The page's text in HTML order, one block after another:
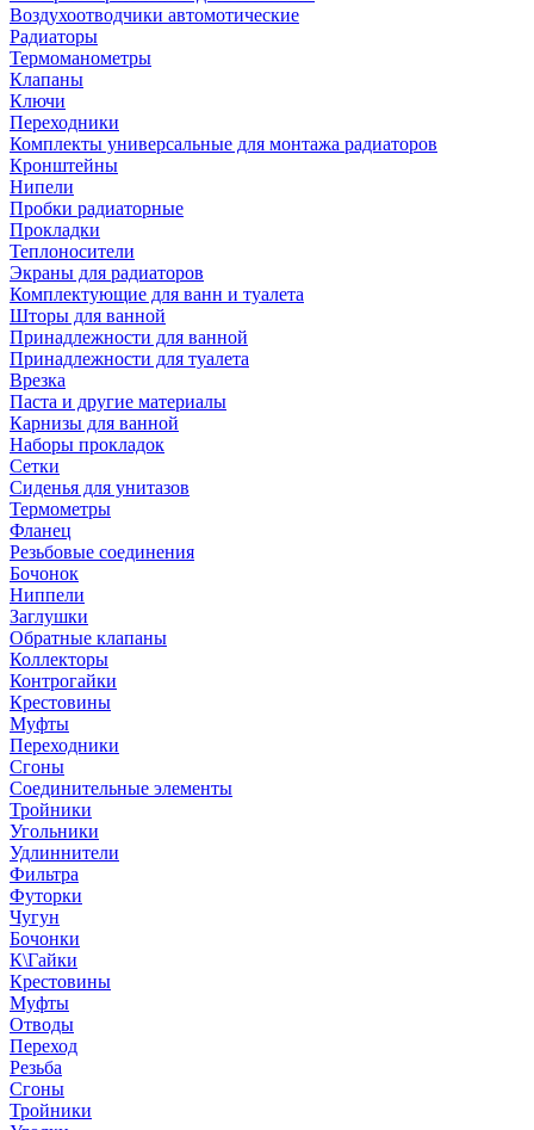
Воздухоотводчики автомотические
Радиаторы
Термоманометры
Клапаны
Ключи
Переходники
Комплекты универсальные для монтажа радиаторов
Кронштейны
Нипели
Пробки радиаторные
Прокладки
Теплоносители
Экраны для радиаторов
Комплектующие для ванн и туалета
Шторы для ванной
Принадлежности для ванной
Принадлежности для туалета
Врезка
Паста и другие материалы
Карнизы для ванной
Наборы прокладок
Сетки
Сиденья для унитазов
Термометры
Фланец
Резьбовые соединения
Бочонок
Ниппели
Заглушки
Обратные клапаны
Коллекторы
Контрогайки
Крестовины
Муфты
Переходники
Сгоны
Соединительные элементы
Тройники
Угольники
Удлиннители
Фильтра
Футорки
Чугун
Бочонки
К\Гайки
Крестовины
Муфты
Отводы
Переход
Резьба
Сгоны
Тройники